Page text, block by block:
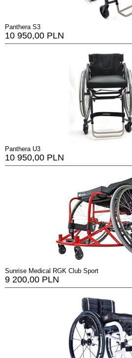
Panthera S3
10 950,00 PLN
Panthera U3
10 950,00 PLN
Sunrise Medical RGK Club Sport
9 200,00 PLN